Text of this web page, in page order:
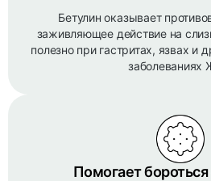
Бетулин оказывает
заживляющее действие на
полезно при гастритах, язвах и
заболеваниях
Помогает